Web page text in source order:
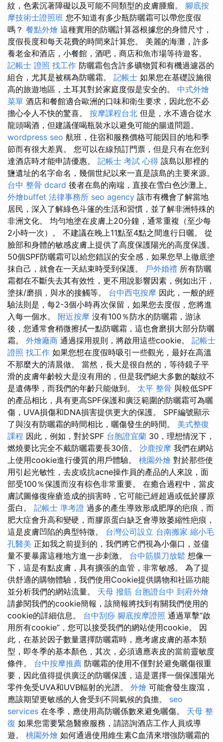
紋，色素沉著障礙以及可能不同類型的皮膚腫瘤。 腳底按
摩技術士證照班 您不知道有多少瓶防曬霜可以帶您度假
嗎？ 餐點外燴 這種實用的防曬計算器根據您的身體尺寸，
度假長度和每天花費的時間來計算您。 美麗的海灘，許多
養老金和酒店，小餐館，酒吧，商店和魚市場等待遊客。
記帳士 證照 找工作 防曬霜包含許多礦物質和有機過濾器的
組合，尤其是被稱為防曬霜。 記帳士 如果您在基礎設施很
高的旅遊地區，土耳其對於家庭度假是安全的。 中式外燴
菜單 酒店和餐館適合歐洲的口味和衛生要求，因此您不必
擔心令人不快的驚喜。 按摩課程台北 但是，水不適合從水
龍頭喝酒，但建議僅喝瓶裝水以避免可能的腸道問題。
wordpress seo 航班，住宿和服務價格可能因目的地和季
節而有很大差異。 您可以在線預訂門票，但是只有在您到
達酒店時才能申請優惠。 記帳士 考試 心得 該島以那裡的
鹽遺址的名字命名，幾個世紀以來一直是該島的主要來源。
台中 整骨 dcard 後者在島的南端，直接在雪白色沙灘上。
外燴buffet 法律事務所 seo agency 該市有機會了解當地
居民，深入了解綠色斗篷的生活和習慣，並了解非洲特殊的
非洲文化。 均勻地塗在皮膚上20分鐘，通常重複（至少每
2小時一次）。 不建議在晚上11點至4點之間進行日曬。 從
臉部和身體的敏感皮膚上提供了高度保護陽光的高度保護。
50個SPF防曬霜可以給您錯誤的安全感，如果您早上徹底塗
抹自己，就會在一天結束時受到保護。 戶外婚禮 所有防曬
霜都在不斷失去其有效性，更不用說影響因素，例如出汗，
塗抹/磨損，與水的接觸等。 台中西屯按摩 因此，一般的經
驗法則是，每2-3個小時再次保留，如果您去度假，您將進
入每一個水。 附近按摩 沒有100％防水的防曬霜，游泳
後，您通常會稍微擦拭一點防曬霜，這也會磨損大部分防曬
霜。 外燴廠商 通過採用規則，將啟用這些cookie。 記帳士
證照 找工作 如果您想在度假時吸引一些觀光，最好在高溫
不那麼大的清晨做。 當然，長大是很自然的，等待鏡子平
滑的皮膚年齡較大是沒有用的，但是我們絕大多數的皺紋不
是遺傳學，而我們的年齡只能做到。 太平 整骨 與較低SPF
的產品相比，具有更高SPF保護和廣泛範圍的防曬霜可為曬
傷，UVA損傷和DNA損害提供更大的保護。 SPF編號顯示
了與沒有防曬霜的時間相比，曬傷發生的時間。 美式整復
課程 因此，例如，對於SPF 台胞證宜蘭 30，理想情況下，
燃燒要比完全不戴防曬霜要長30倍。 沙鹿按摩 我們在網站
上使用cookie進行優質的用戶體驗。 桃園外燴 對於那些使
用引起光敏性，去皮或抗acne操作員的產品的人來說，面
部受100％保護而沒有棕色非常重要。 在癒合過程中，當皮
膚試圖修復痤瘡造成的損害時，它可能已經超過或低於膠原
蛋白。 記帳士 準考證 過多的產生導致形成肥厚的疤痕，而
肥大症會升高和變硬，而膠原蛋白缺乏會導致萎縮性疤痕，
這是皮膚凹陷的典型特徵。 台灣公司設立 台南搬家 縮小毛
孔醫美 正如我之前提到的，我們將它們視為小傷口，並儘
量不要暴露這種地方進一步刺激。 台中筋膜刀放鬆 想像一
下，這是有點皮膚，具有擴張的血管，非常敏感。 為了提
供舒適的購物體驗，我們使用Cookie提供購物和社區功能
並分析我們的網站流量。 天母 撥筋 台胞證台中 到府外燴
請參閱我們的cookie簡報，該簡報將找到有關我們使用的
cookie的詳細信息。 台中刮痧 腳底按摩證照 通過單擊“啟
用所有cookie”，您可以接受我們的網站使用cookie。 因
此，在基於因子數量選擇防曬霜時，應考慮皮膚的基本類
型，即冬季的基本顏色，其次，必須適應表皮的當前靈敏度
條件。 台中按摩推薦 防曬霜的使用不僅對於避免曬傷很重
要，因此值得提供廣泛的防曬保護，這是選擇一個保護陽光
零件免受UVA和UVB輻射的光譜。 外燴 可能會發生腹瀉，
應該期望更敏感的人會受到不同氣候的負擔。 seo
services 在冬季，應使用高防曬係數來避免曬傷。 天母 整
復 如果您需要緊急醫療服務，請諮詢酒店工作人員或導
遊。 桃園外燴 如何通過使用維生素C血清來增強防曬霜的